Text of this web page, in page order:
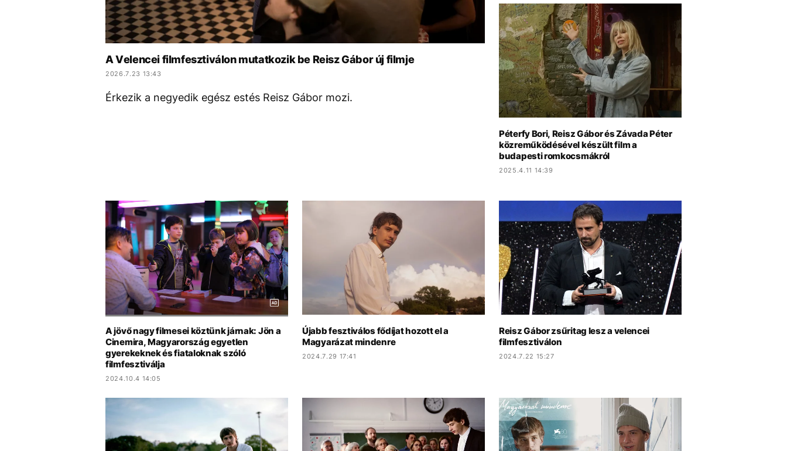
A Velencei filmfesztiválon mutatkozik be Reisz Gábor új filmje
2026.7.23 13:43
Érkezik a negyedik egész estés Reisz Gábor mozi.
Péterfy Bori, Reisz Gábor és Závada Péter
közreműködésével készült film a
budapesti romkocsmákról
2025.4.11 14:39
A jövő nagy filmesei köztünk járnak: Jön a
Cinemira, Magyarország egyetlen
gyerekeknek és fiataloknak szóló
filmfesztiválja
2024.10.4 14:05
Újabb fesztiválos fődíjat hozott el a
Magyarázat mindenre
2024.7.29 17:41
Reisz Gábor zsűritag lesz a velencei
filmfesztiválon
2024.7.22 15:27